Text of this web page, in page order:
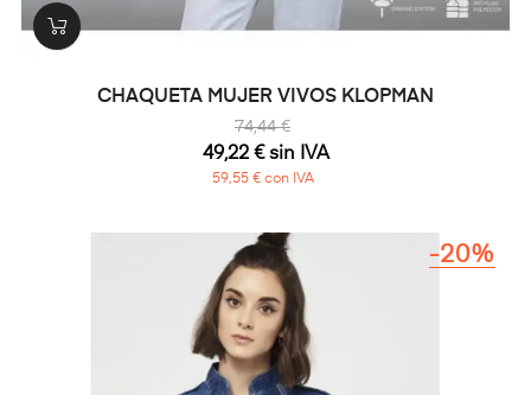
CHAQUETA MUJER VIVOS KLOPMAN
74,44 €
49,22 € sin IVA
59,55 € con IVA
-20%